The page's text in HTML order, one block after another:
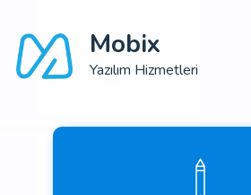
Mobix
Yazılım Hizmetleri